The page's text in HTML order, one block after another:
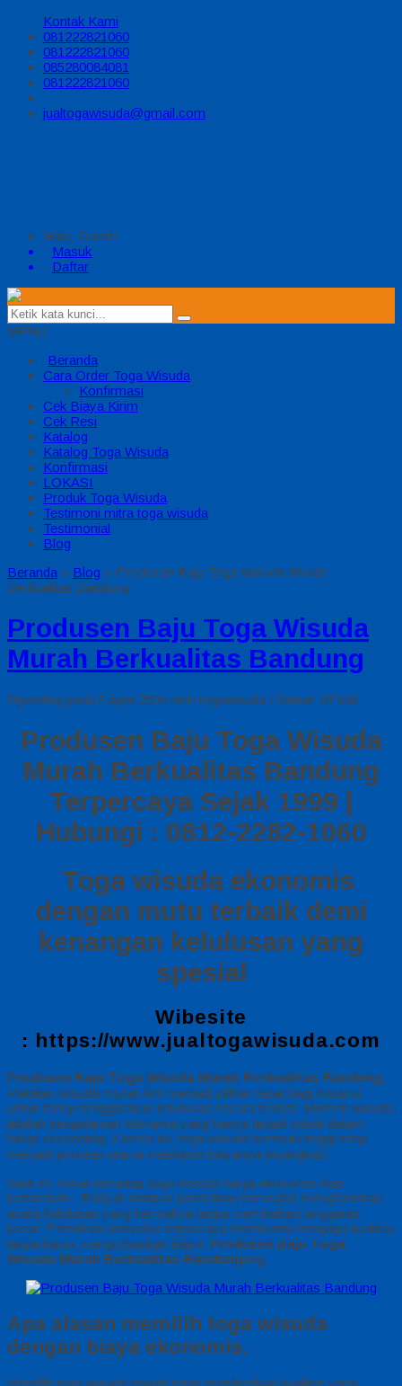
Kontak Kami
081222821060
081222821060
085280084081
081222821060
jualtogawisuda@gmail.com
Halo, Guest!
Masuk
Daftar
MENU
Beranda
Cara Order Toga Wisuda
Konfirmasi
Cek Biaya Kirim
Cek Resi
Katalog
Katalog Toga Wisuda
Konfirmasi
LOKASI
Produk Toga Wisuda
Testimoni mitra toga wisuda
Testimonial
Blog
Beranda » Blog » Produsen Baju Toga Wisuda Murah
Berkualitas Bandung
Produsen Baju Toga Wisuda
Murah Berkualitas Bandung
Diposting pada 5 April 2026 oleh togawisuda / Dilihat: 97 kali
Produsen Baju Toga Wisuda
Murah Berkualitas Bandung
Terpercaya Sejak 1999 |
Hubungi : 0812-2282-1060
Toga wisuda ekonomis
dengan mutu terbaik demi
kenangan kelulusan yang
spesial
Wibesite
: https://www.jualtogawisuda.com
Produsen Baju Toga Wisuda Murah Berkualitas Bandung,
Pakaian wisuda murah kini menjadi pilihan tepat bagi instansi
untuk menyelenggarakan kelulusan secara hemat. Momen wisuda
adalah pengalaman istimewa yang hanya terjadi sekali dalam
hidup seseorang. Karena itu, toga wisuda bermutu tinggi tetap
menjadi prioritas utama meskipun biayanya terjangkau.
Saat ini, minat terhadap toga wisuda harga ekonomis kian
bertambah. Banyak institusi pendidikan berusaha menghadirkan
acara kelulusan yang bermakna tanpa membebani anggaran
besar. Pemilihan konveksi terpercaya membantu menjaga kualitas
tanpa harus mengorbankan biaya. Produsen Baju Toga
Wisuda Murah Berkualitas Bandungung,
Apa alasan memilih toga wisuda
dengan biaya ekonomis.